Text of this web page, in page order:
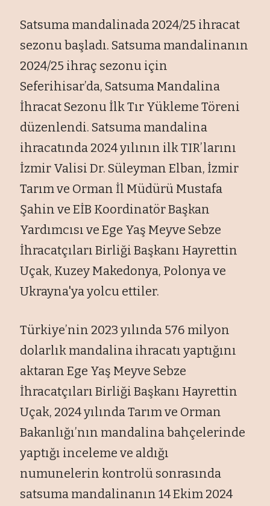
Satsuma mandalinada 2024/25 ihracat
sezonu başladı. Satsuma mandalinanın
2024/25 ihraç sezonu için
Seferihisar’da, Satsuma Mandalina
İhracat Sezonu İlk Tır Yükleme Töreni
düzenlendi. Satsuma mandalina
ihracatında 2024 yılının ilk TIR’larını
İzmir Valisi Dr. Süleyman Elban, İzmir
Tarım ve Orman İl Müdürü Mustafa
Şahin ve EİB Koordinatör Başkan
Yardımcısı ve Ege Yaş Meyve Sebze
İhracatçıları Birliği Başkanı Hayrettin
Uçak, Kuzey Makedonya, Polonya ve
Ukrayna'ya yolcu ettiler.
Türkiye’nin 2023 yılında 576 milyon
dolarlık mandalina ihracatı yaptığını
aktaran Ege Yaş Meyve Sebze
İhracatçıları Birliği Başkanı Hayrettin
Uçak, 2024 yılında Tarım ve Orman
Bakanlığı’nın mandalina bahçelerinde
yaptığı inceleme ve aldığı
numunelerin kontrolü sonrasında
satsuma mandalinanın 14 Ekim 2024